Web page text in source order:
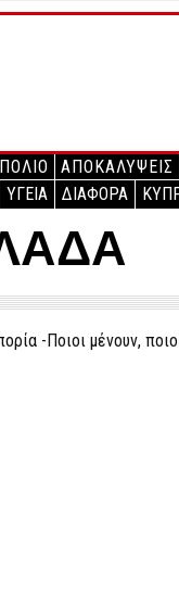
ΑΠΟΚΑΛΥΨΕΙΣ
ΥΓΕΙΑ ΔΙΑΦΟΡΑ